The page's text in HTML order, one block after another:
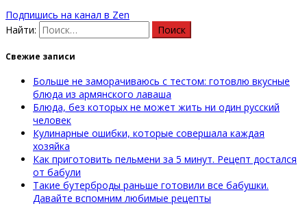
Подпишись на канал в Zen
Найти:
Свежие записи
Больше не заморачиваюсь с тестом: готовлю вкусные
блюда из армянского лаваша
Блюда, без которых не может жить ни один русский
человек
Кулинарные ошибки, которые совершала каждая
хозяйка
Как приготовить пельмени за 5 минут. Рецепт достался
от бабули
Такие бутерброды раньше готовили все бабушки.
Давайте вспомним любимые рецепты